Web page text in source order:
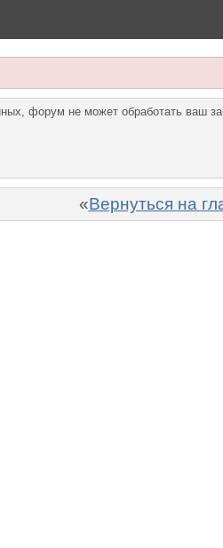
форум не может обработать ваш
«Вернуться на